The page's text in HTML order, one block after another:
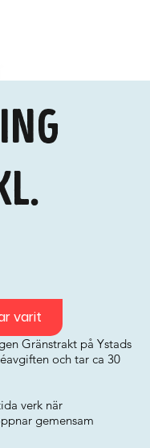
Gränstrakt på Ystads
och tar ca 30
verk när
gemensam
varit